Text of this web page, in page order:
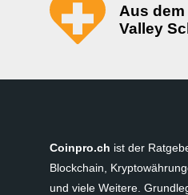
Aus
Valley
Coinpro.ch ist der
Blockchain,
und viele Weitere.